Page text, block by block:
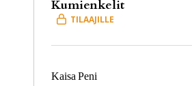
Kumienkelit
Kaisa Peni